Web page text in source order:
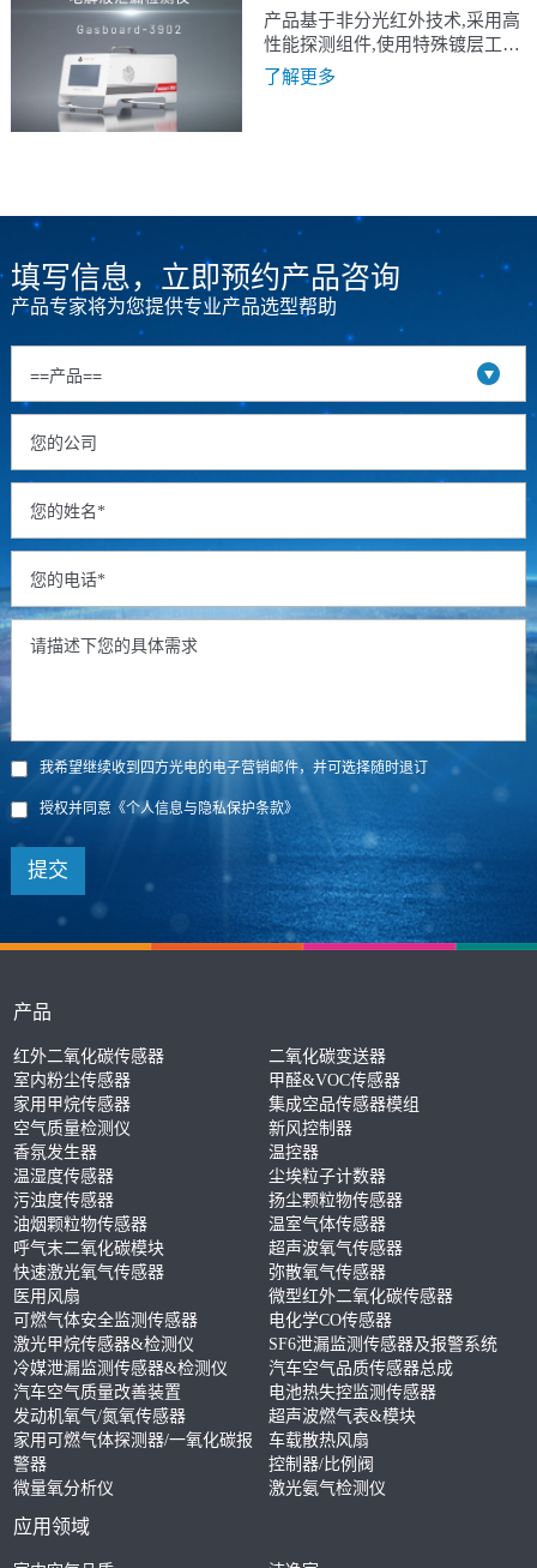
产品基于非分光红外技术,采用高
性能探测组件,使用特殊镀层工艺
结构,内置恒温控制,集成精密信号
了解更多
填写信息，立即预约产品咨询
产品专家将为您提供专业产品选型帮助
我希望继续收到四方光电的电子营销邮件，并可选择随时退订
授权并同意《个人信息与隐私保护条款》
提交
产品
红外二氧化碳传感器
二氧化碳变送器
室内粉尘传感器
甲醛&VOC传感器
家用甲烷传感器
集成空品传感器模组
空气质量检测仪
新风控制器
香氛发生器
温控器
温湿度传感器
尘埃粒子计数器
污浊度传感器
扬尘颗粒物传感器
油烟颗粒物传感器
温室气体传感器
呼气末二氧化碳模块
超声波氧气传感器
快速激光氧气传感器
弥散氧气传感器
医用风扇
微型红外二氧化碳传感器
可燃气体安全监测传感器
电化学CO传感器
激光甲烷传感器&检测仪
SF6泄漏监测传感器及报警系统
冷媒泄漏监测传感器&检测仪
汽车空气品质传感器总成
汽车空气质量改善装置
电池热失控监测传感器
发动机氧气/氮氧传感器
超声波燃气表&模块
家用可燃气体探测器/一氧化碳报
警器
车载散热风扇
控制器/比例阀
微量氧分析仪
激光氨气检测仪
应用领域